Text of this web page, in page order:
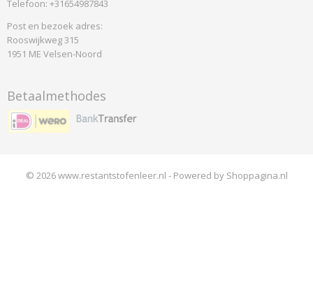
Telefoon: +31654987843
Post en bezoek adres:
Rooswijkweg 315
1951 ME Velsen-Noord
Betaalmethodes
© 2026 www.restantstofenleer.nl - Powered by Shoppagina.nl